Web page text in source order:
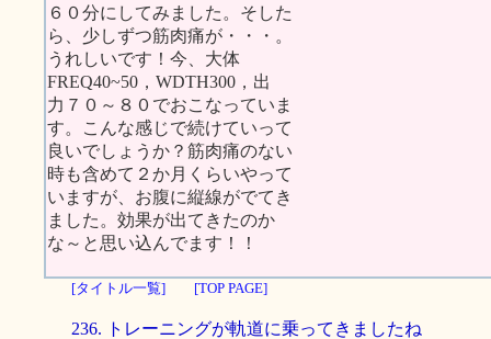
６０分にしてみました。そした
ら、少しずつ筋肉痛が・・・。
うれしいです！今、大体
FREQ40~50，WDTH300，出
力７０～８０でおこなっていま
す。こんな感じで続けていって
良いでしょうか？筋肉痛のない
時も含めて２か月くらいやって
いますが、お腹に縦線がでてき
ました。効果が出てきたのか
な～と思い込んでます！！
[タイトル一覧] [TOP PAGE]
236. トレーニングが軌道に乗ってきましたね